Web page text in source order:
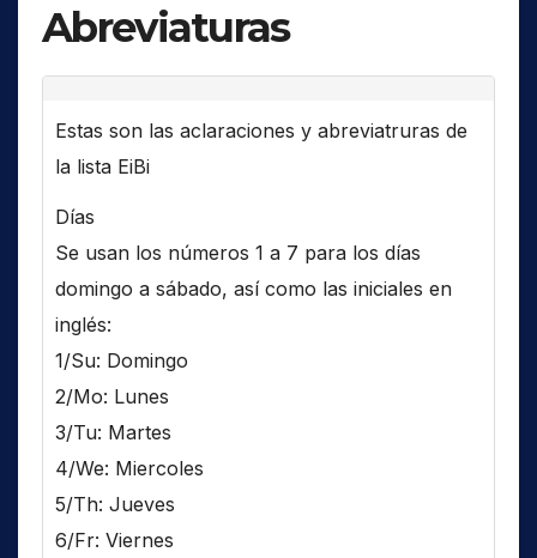
Abreviaturas
Estas son las aclaraciones y abreviatruras de
la lista EiBi
Días
Se usan los números 1 a 7 para los días
domingo a sábado, así como las iniciales en
inglés:
1/Su: Domingo
2/Mo: Lunes
3/Tu: Martes
4/We: Miercoles
5/Th: Jueves
6/Fr: Viernes